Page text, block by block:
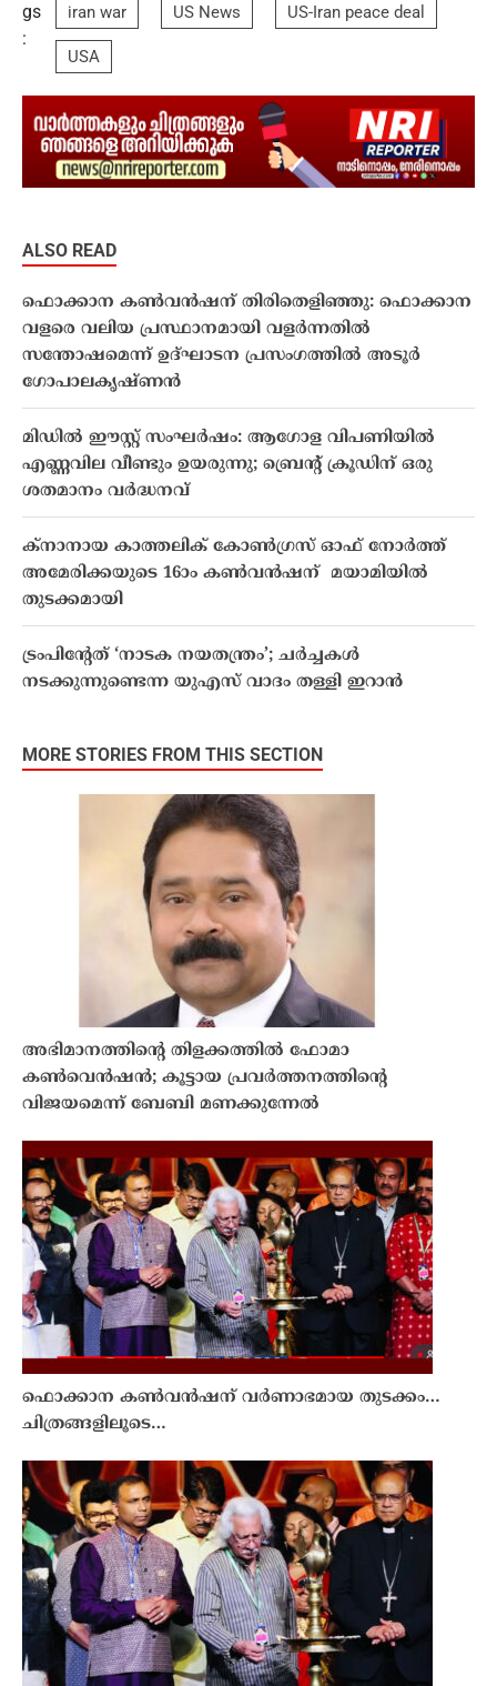
gs
:
iran war US News US-Iran peace deal
USA
ALSO READ
ഫൊക്കാന കൺവൻഷന് തിരിതെളിഞ്ഞു: ഫൊക്കാന
വളരെ വലിയ പ്രസ്ഥാനമായി വളർന്നതിൽ
സന്തോഷമെന്ന് ഉദ്ഘാടന പ്രസംഗത്തിൽ അടൂർ
ഗോപാലകൃഷ്ണൻ
മിഡിൽ ഈസ്റ്റ് സംഘർഷം: ആഗോള വിപണിയിൽ
എണ്ണവില വീണ്ടും ഉയരുന്നു; ബ്രെൻ്റ് ക്രൂഡിന് ഒരു
ശതമാനം വർദ്ധനവ്
ക്നാനായ കാത്തലിക് കോൺഗ്രസ് ഓഫ് നോർത്ത്
അമേരിക്കയുടെ 16ാം കൺവൻഷന് മയാമിയിൽ
തുടക്കമായി
ട്രംപിൻ്റേത് ‘നാടക നയതന്ത്രം’; ചർച്ചകൾ
നടക്കുന്നുണ്ടെന്ന യുഎസ് വാദം തള്ളി ഇറാൻ
MORE STORIES FROM THIS SECTION
അഭിമാനത്തിന്റെ തിളക്കത്തില്‍ ഫോമാ
കണ്‍വെന്‍ഷന്‍; കൂട്ടായ പ്രവര്‍ത്തനത്തിന്റെ
വിജയമെന്ന് ബേബി മണക്കുന്നേല്‍
ഫൊക്കാന കൺവൻഷന് വർണാഭമായ തുടക്കം…
ചിത്രങ്ങളിലൂടെ…